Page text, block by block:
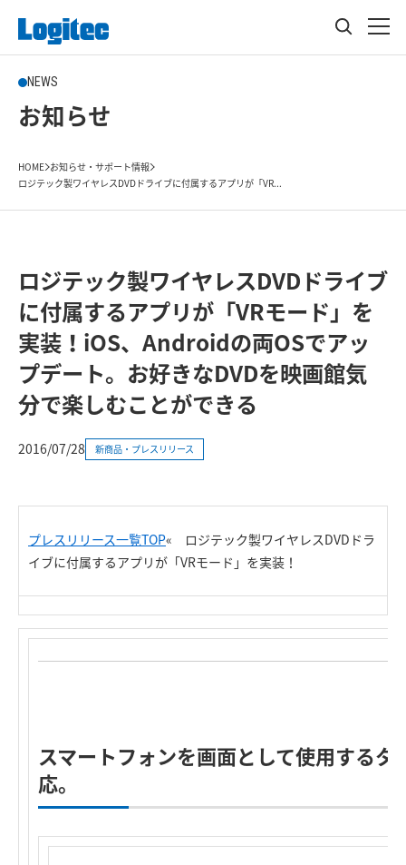
NEWS
お知らせ
HOME お知らせ・サポート情報
ロジテック製ワイヤレスDVDドライブに付属するアプリが「VR...
ロジテック製ワイヤレスDVDドライブ
に付属するアプリが「VRモード」を
実装！iOS、Androidの両OSでアッ
プデート。お好きなDVDを映画館気
分で楽しむことができる
2016/07/28 新商品・プレスリリース
プレスリリース一覧TOP« ロジテック製ワイヤレスDVDドラ
イブに付属するアプリが「VRモード」を実装！
スマートフォンを画面として使用するタ
応。